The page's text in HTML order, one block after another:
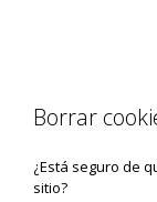
Borrar
¿Está seguro de
sitio?